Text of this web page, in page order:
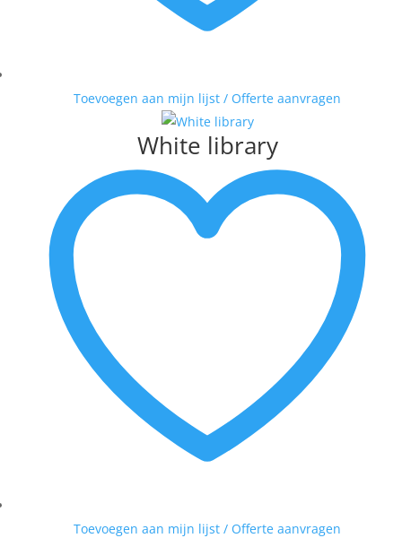
Toevoegen aan mijn lijst / Offerte aanvragen
White library
Toevoegen aan mijn lijst / Offerte aanvragen